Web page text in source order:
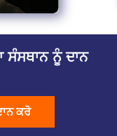
ਸੰਸਥਾਨ ਨੂੰ ਦਾਨ
ਕਰੋ